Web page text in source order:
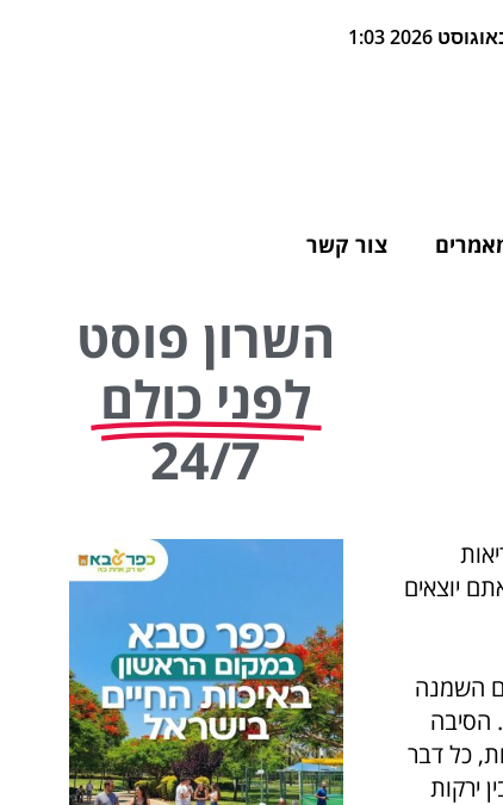
צור קשר
יוצאים
השמנה
הסיבה
כל דבר
ירקות
השרון פוסט
לפני כולם
24/7